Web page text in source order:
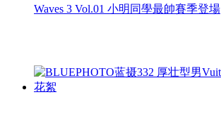
Waves 3 Vol.01 小明同學最帥賽季登場